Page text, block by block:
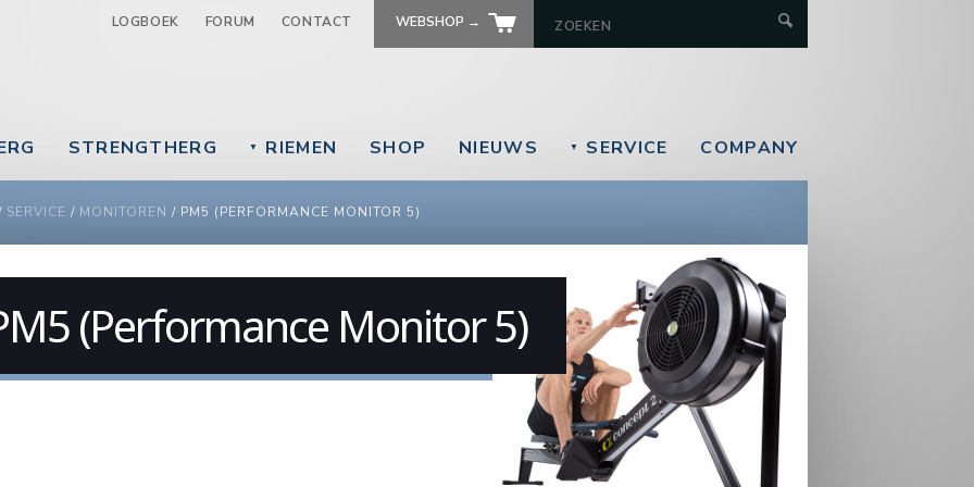
Jump to navigation
LOGBOEK FORUM CONTACT WEBSHOP →
STRENGTHERG ▼ RIEMEN SHOP NIEUWS ▼ SERVICE COMPANY
ARE HERE
SERVICE / MONITOREN / PM5 (PERFORMANCE MONITOR 5)
(Performance Monitor 5)